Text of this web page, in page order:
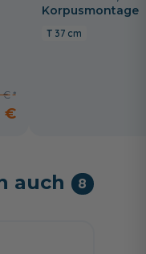
€
€
Korpusmontage
37 cm
auch 8